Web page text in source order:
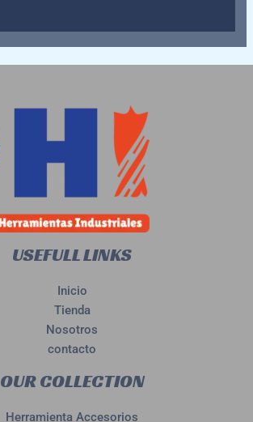
USEFULL LINKS
Inicio
Tienda
Nosotros
contacto
OUR COLLECTION
Herramienta Accesorios